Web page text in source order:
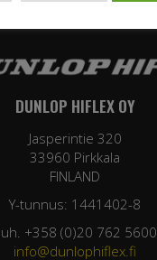
DUNLOP HIFLEX OY
Jasperintie 320
33960 Pirkkala
FINLAND
Y-tunnus: 1441402-8
+358 (0)20 762 5600
info@dunlophiflex.fi